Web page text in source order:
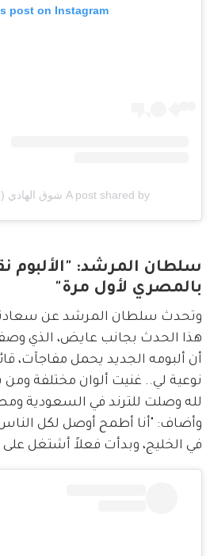
post on Instagram
A post shared by شوق الهادي (@shoug_alhadii)
سلطان المرشد: "الألبوم
بالمصري لأول مرة"
وتحدث سلطان المرشد عن سعادته
هذا الحدث بجانب عايض، الذي
أن ألبومه الجديد يحمل مفاجآت،
نوعية لي.. غنيت ألوان مختلفة
لله وصلت للترند في السعودية
وأضاف: "أنا أطمح أوصل لكل
في الخليج، وبدأت فعلاً أشتغل